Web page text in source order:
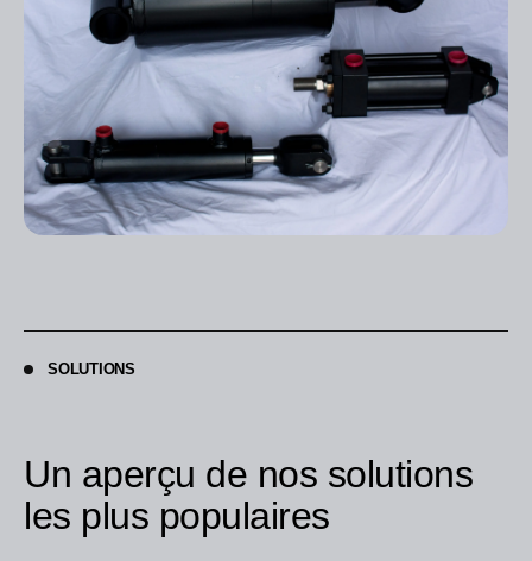
SOLUTIONS
Un aperçu de nos solutions
les plus populaires